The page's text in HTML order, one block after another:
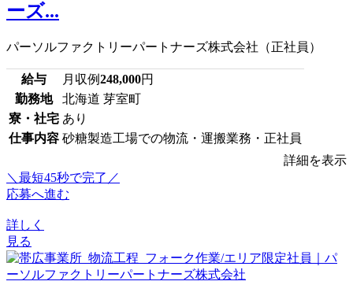
ーズ...
パーソルファクトリーパートナーズ株式会社（正社員）
給与 月収例248,000円
勤務地
北海道 芽室町
寮・社宅 あり
仕事内容 砂糖製造工場での物流・運搬業務・正社員
詳細を表示
＼最短45秒で完了／
応募へ進む
詳しく
見る